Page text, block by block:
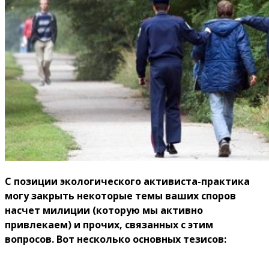
С позиции экологического активиста-практика
могу закрыть некоторые темы ваших споров
насчет милиции (которую мы активно
привлекаем) и прочих, связанных с этим
вопросов. Вот несколько основных тезисов: